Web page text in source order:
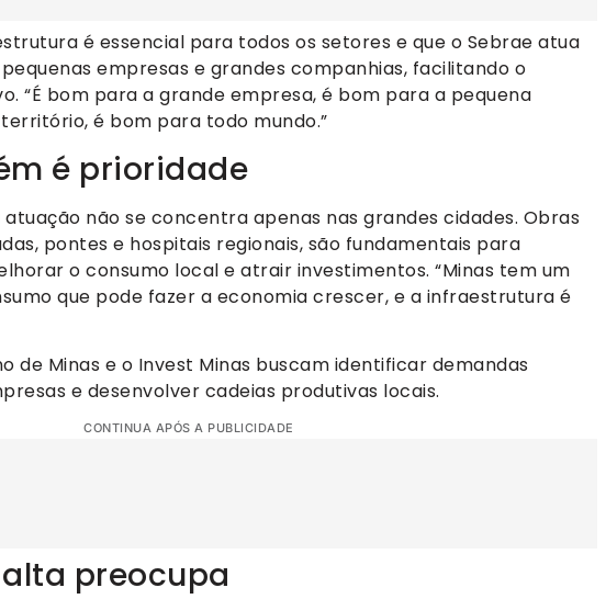
é essencial para todos os setores e que o Sebrae atua
empresas e grandes companhias, facilitando o
“É bom para a grande empresa, é bom para a pequena
é bom para todo mundo.”
é prioridade
não se concentra apenas nas grandes cidades. Obras
pontes e hospitais regionais, são fundamentais para
o consumo local e atrair investimentos. “Minas tem um
que pode fazer a economia crescer, e a infraestrutura é
de Minas e o Invest Minas buscam identificar demandas
e desenvolver cadeias produtivas locais.
CONTINUA APÓS A PUBLICIDADE
preocupa